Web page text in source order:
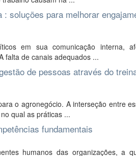
soluções para melhorar
em sua comunicação interna,
falta de canais adequados ...
de pessoas através do
o agronegócio. A interseção entre
qual as práticas ...
fundamentais
humanos das organizações, a